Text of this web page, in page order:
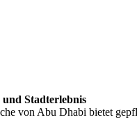
Stadterlebnis
von Abu Dhabi bietet